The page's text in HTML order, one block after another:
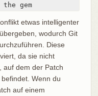
gem
etwas intelligenter
wodurch Git
Diese
da sie nicht
auf dem der Patch
Wenn du
auf einem